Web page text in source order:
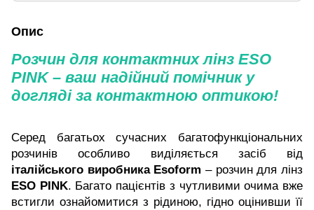
Опис
Розчин для контактних лінз ESO
PINK – ваш надійний помічник у
догляді за контактною оптикою!
Серед багатьох сучасних багатофункціональних
розчинів особливо виділяється засіб від
італійського виробника Esoform – розчин для лінз
ESO PINK. Багато пацієнтів з чутливими очима вже
встигли ознайомитися з рідиною, гідно оцінивши її